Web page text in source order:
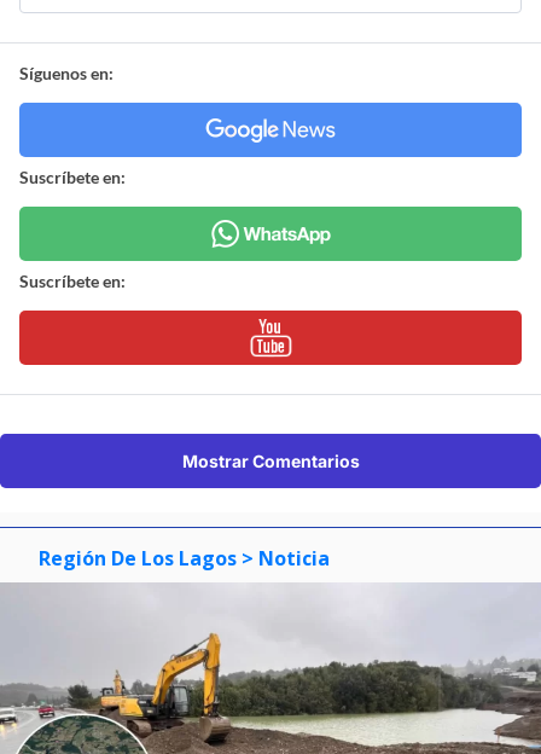
Síguenos en:
Suscríbete en:
Suscríbete en:
Mostrar Comentarios
Región De Los Lagos > Noticia